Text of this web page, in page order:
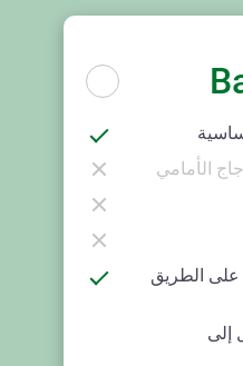
الأمامي
على الطريق
إلى